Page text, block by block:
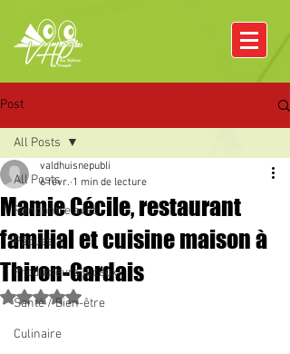
Post
All Posts
Rencontre avec
Pâques
Producteurs locaux
Santé / Bien-être
Culinaire
All Posts
Mamie Cécile, restaurant
familial et cuisine maison à
Thiron-Gardais
valdhuisnepubli
6 févr. 1 min de lecture
Noté NaN étoiles sur 5.